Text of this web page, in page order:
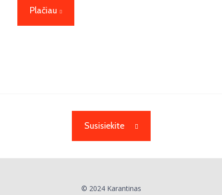
Plačiau
Susisiekite
© 2024 Karantinas